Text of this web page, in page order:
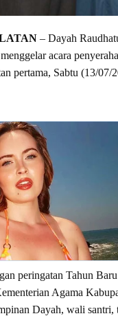
– Dayah
acara
pertama, Sabtu (13/07/
peringatan Tahun
Agama
Dayah, wali santri,